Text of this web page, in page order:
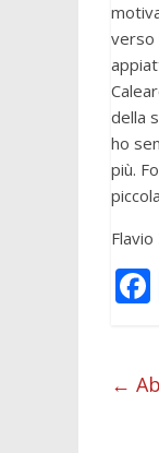
verso
della
ho
più.
←